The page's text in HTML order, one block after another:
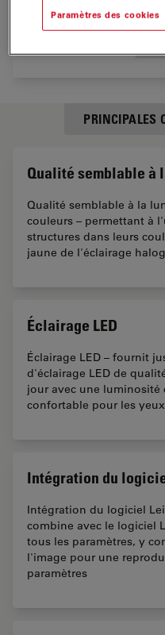
PRINCIPALES
Qualité semblable à
Qualité semblable à la
couleurs – permettant à
structures dans leurs
jaune de l'éclairage
Éclairage LED
Éclairage LED – fournit
d'éclairage LED de
jour avec une luminosité
confortable pour les yeux
Intégration du
Intégration du logiciel
combine avec le logiciel
tous les paramètres, y
l'image pour une
paramètres
Paramètres des cookies